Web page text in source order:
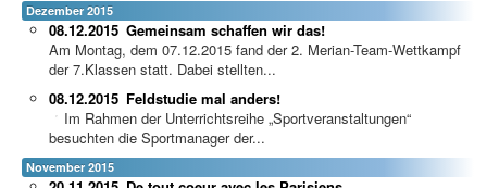
Dezember 2015
Gemeinsam schaffen wir das!
08.12.2015
Am Montag, dem 07.12.2015 fand der 2. Merian-Team-Wettkampf
der 7.Klassen statt. Dabei stellten...
Feldstudie mal anders!
08.12.2015
Im Rahmen der Unterrichtsreihe „Sportveranstaltungen“
besuchten die Sportmanager der...
November 2015